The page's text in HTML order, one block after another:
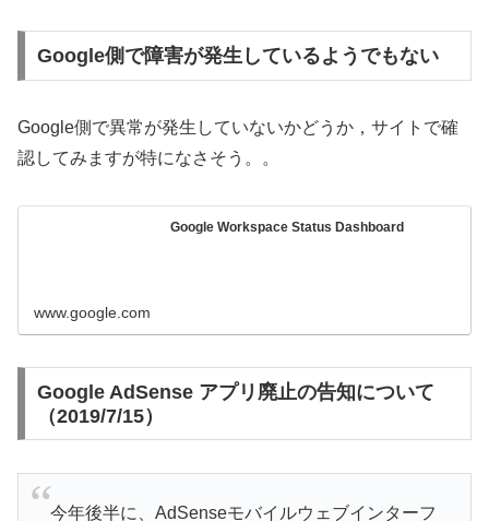
Google側で障害が発生しているようでもない
Google側で異常が発生していないかどうか，サイトで確
認してみますが特になさそう。。
Google Workspace Status Dashboard
www.google.com
Google AdSense アプリ廃止の告知について
（2019/7/15）
今年後半に、AdSenseモバイルウェブインターフ